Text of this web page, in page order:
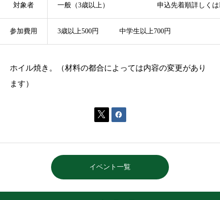
対象者 一般（3歳以上） 申込先着順詳しくはHP
参加費用 3歳以上500円 中学生以上700円
ホイル焼き。（材料の都合によっては内容の変更があり
ます）
 
イベント一覧